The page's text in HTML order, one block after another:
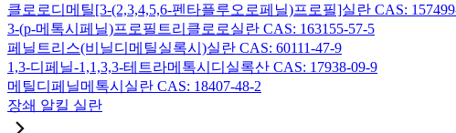
클로로디메틸[3-(2,3,4,5,6-펜타플루오로페닐)프로필]실란 CAS:
3-(p-메톡시페닐)프로필트리클로로실란 CAS: 163155-57-5
페닐트리스(비닐디메틸실록시)실란 CAS: 60111-47-9
1,3-디페닐-1,1,3,3-테트라메톡시디실록산 CAS: 17938-09-9
메틸디페닐메톡시실란 CAS: 18407-48-2
장쇄 알킬 실란